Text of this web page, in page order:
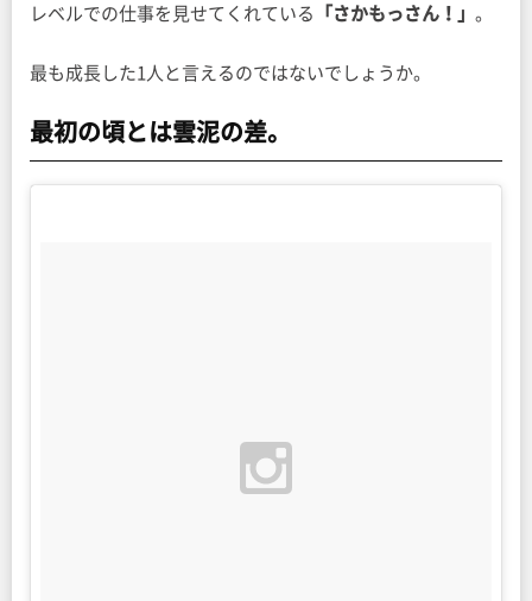
レベルでの仕事を見せてくれている
「さかもっさん！」 。
最も成長した1人と言えるのではないでしょうか。
最初の頃とは雲泥の差。